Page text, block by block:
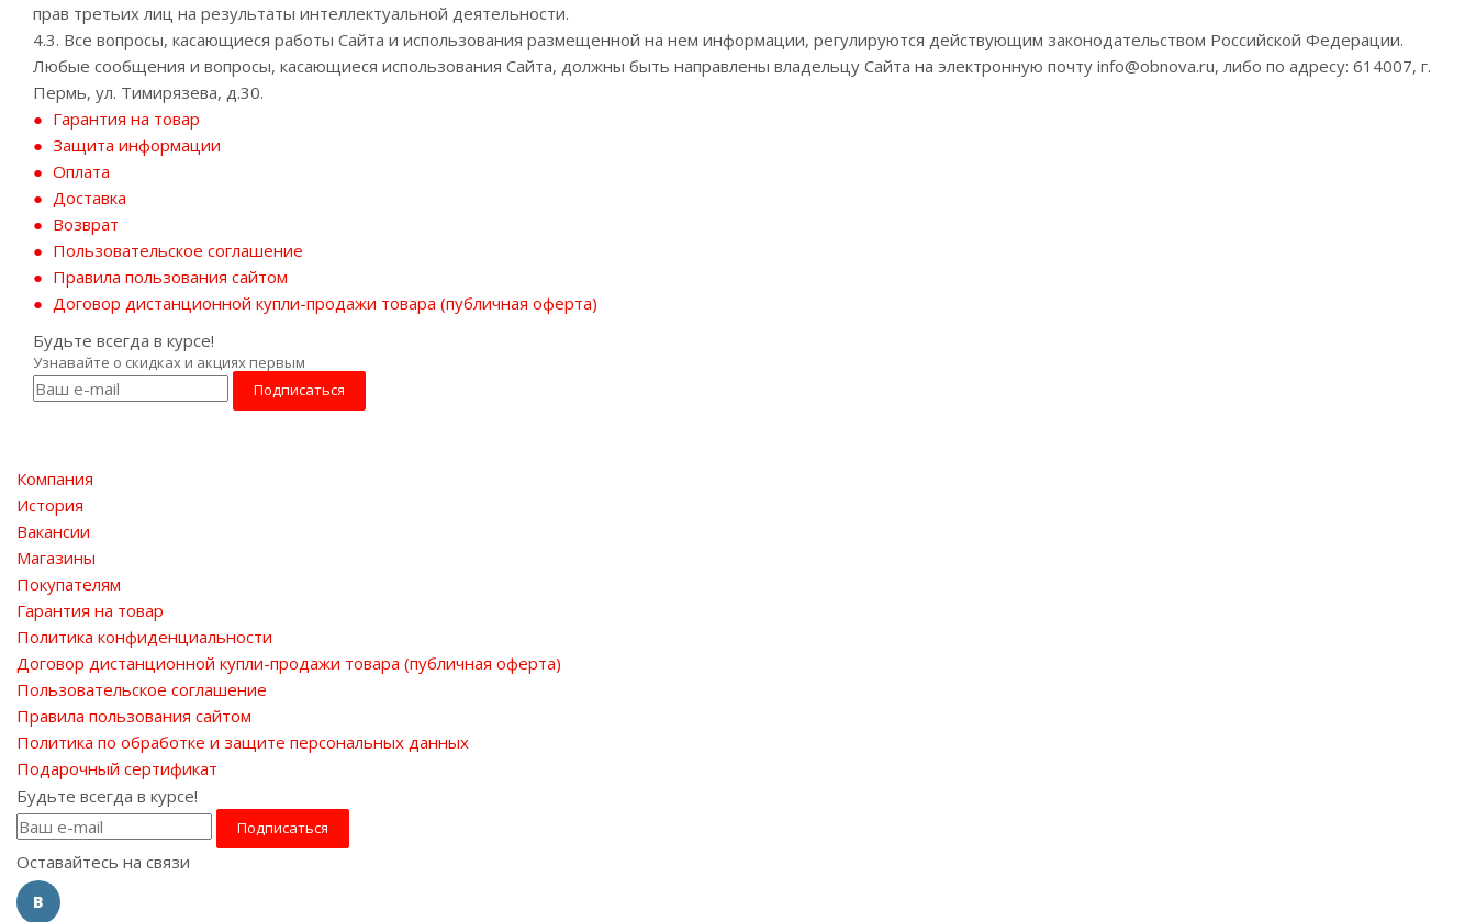
прав третьих лиц на результаты интеллектуальной деятельности.
4.3. Все вопросы, касающиеся работы Сайта и использования размещенной на нем информации, регулируются действующим законодательством Российской Федерации.
Любые сообщения и вопросы, касающиеся использования Сайта, должны быть направлены владельцу Сайта на электронную почту info@obnova.ru, либо по адресу: 614007, г.
Пермь, ул. Тимирязева, д.30.
Гарантия на товар
Защита информации
Оплата
Доставка
Возврат
Пользовательское соглашение
Правила пользования сайтом
Договор дистанционной купли-продажи товара (публичная оферта)
Будьте всегда в курсе!
Узнавайте о скидках и акциях первым
Компания
История
Вакансии
Магазины
Покупателям
Гарантия на товар
Политика конфиденциальности
Договор дистанционной купли-продажи товара (публичная оферта)
Пользовательское соглашение
Правила пользования сайтом
Политика по обработке и защите персональных данных
Подарочный сертификат
Будьте всегда в курсе!
Оставайтесь на связи